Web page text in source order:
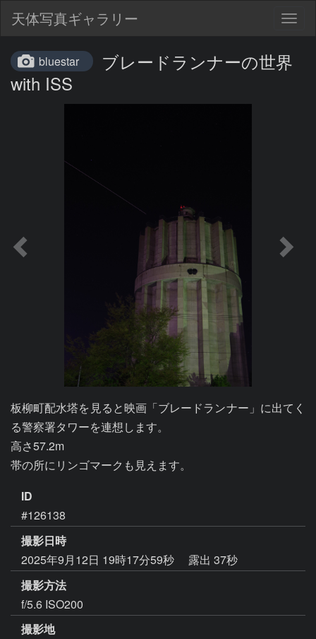
天体写真ギャラリー
bluestar
ブレードランナーの世界
with ISS
板柳町配水塔を見ると映画「ブレードランナー」に出てく
る警察署タワーを連想します。
高さ57.2m
帯の所にリンゴマークも見えます。
ID
#126138
撮影日時
2025年9月12日 19時17分59秒
露出 37秒
撮影方法
f/5.6 ISO200
撮影地